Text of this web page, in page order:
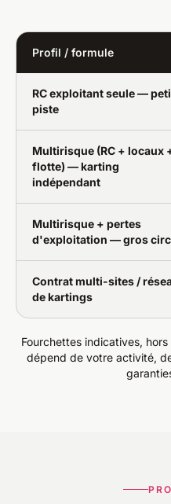
Profil / formule
RC exploitant seule —
piste
Multirisque (RC + locaux
flotte) — karting
indépendant
Multirisque + pertes
d'exploitation — gros
Contrat multi-sites /
de kartings
Fourchettes indicatives,
dépend de votre activité,